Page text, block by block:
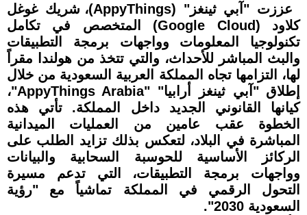
عززت "آبي ثينغز" (AppyThings)، شريك غوغل
كلاود (Google Cloud) المتخصص في تكامل
تكنولوجيا المعلومات وواجهات برمجة التطبيقات
والبث المباشر للأحداث، والتي تتخذ من هولندا مقراً
لها، التزامها تجاه المملكة العربية السعودية من خلال
إطلاق "آبي ثينغز أرابيا" "AppyThings Arabia"،
كيانها القانوني الجديد داخل المملكة. تأتي هذه
الخطوة عقب عامين من العمليات الميدانية
المباشرة في البلاد، لتعكس بذلك تزايد الطلب على
الركائز الأساسية للحوسبة السحابية والبيانات
وواجهات برمجة التطبيقات، التي تدعم مسيرة
التحول الرقمي في المملكة تماشياً مع "رؤية
السعودية 2030".